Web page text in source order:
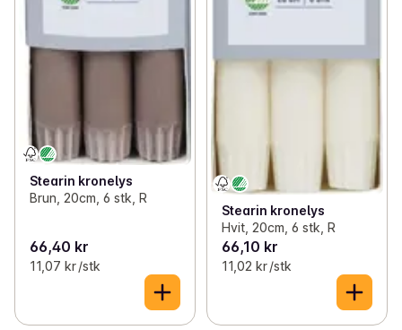
Stearin kronelys
Brun, 20cm, 6 stk, R
66,40 kr
11,07 kr /stk
Stearin kronelys
Hvit, 20cm, 6 stk, R
66,10 kr
11,02 kr /stk